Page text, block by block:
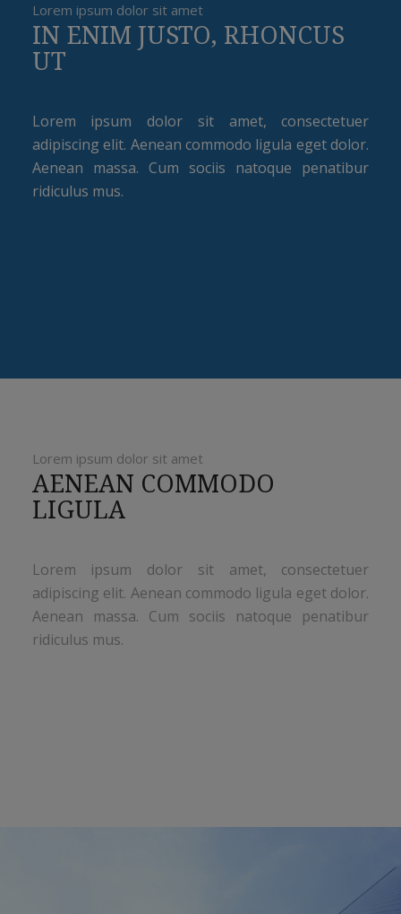
Lorem ipsum dolor sit amet
IN ENIM JUSTO, RHONCUS
UT
Lorem ipsum dolor sit amet, consectetuer
adipiscing elit. Aenean commodo ligula eget dolor.
Aenean massa. Cum sociis natoque penatibur
ridiculus mus.
Lorem ipsum dolor sit amet
AENEAN COMMODO
LIGULA
Lorem ipsum dolor sit amet, consectetuer
adipiscing elit. Aenean commodo ligula eget dolor.
Aenean massa. Cum sociis natoque penatibur
ridiculus mus.